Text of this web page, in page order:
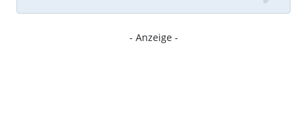
- Anzeige -